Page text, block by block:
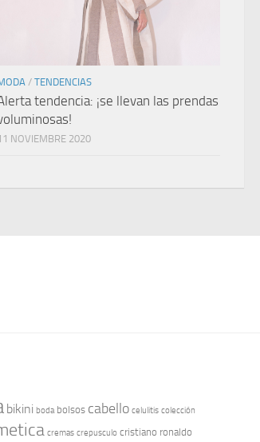
/ TENDENCIAS
tendencia: ¡se llevan las prendas
NOVIEMBRE 2020
bikini boda bolsos cabello celulitis colección
cremas crepusculo cristiano ronaldo